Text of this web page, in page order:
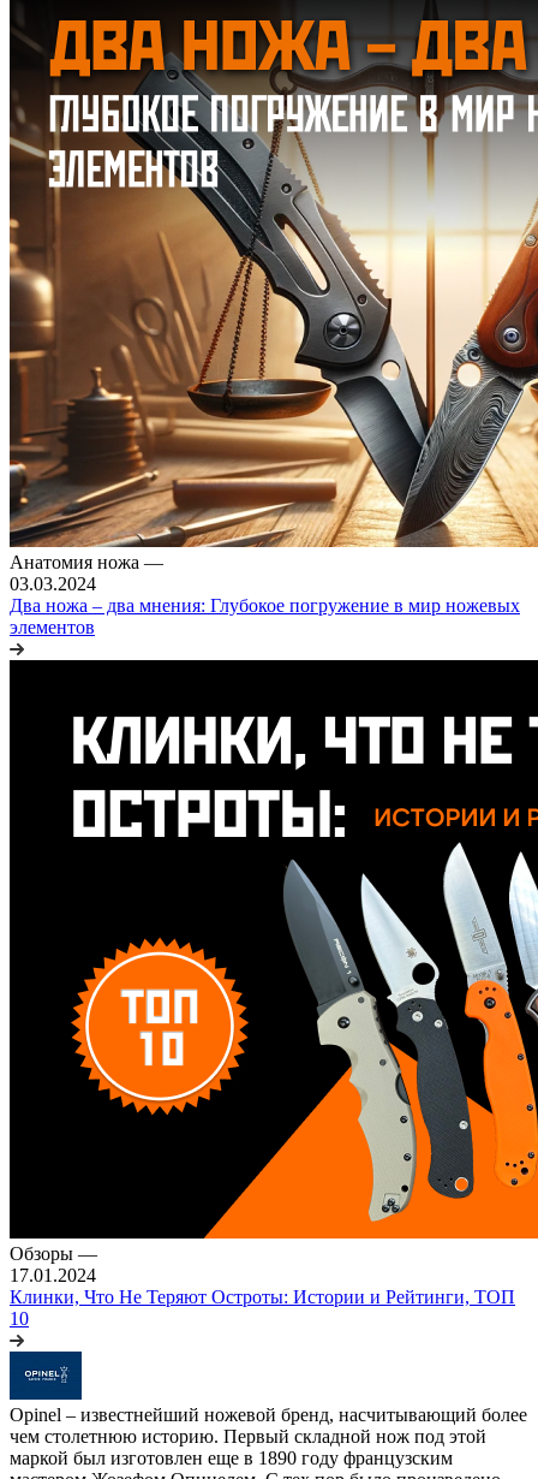
Анатомия ножа —
03.03.2024
Два ножа – два мнения: Глубокое погружение в мир ножевых
элементов
Обзоры —
17.01.2024
Клинки, Что Не Теряют Остроты: Истории и Рейтинги, ТОП
10
Opinel – известнейший ножевой бренд, насчитывающий более
чем столетнюю историю. Первый складной нож под этой
маркой был изготовлен еще в 1890 году французским